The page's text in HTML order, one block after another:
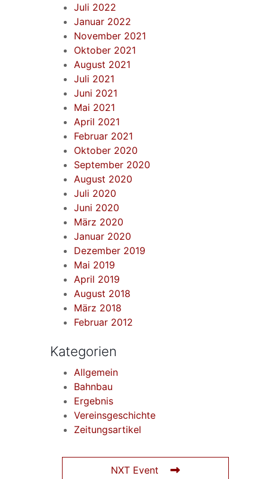
Juli 2022
Januar 2022
November 2021
Oktober 2021
August 2021
Juli 2021
Juni 2021
Mai 2021
April 2021
Februar 2021
Oktober 2020
September 2020
August 2020
Juli 2020
Juni 2020
März 2020
Januar 2020
Dezember 2019
Mai 2019
April 2019
August 2018
März 2018
Februar 2012
Kategorien
Allgemein
Bahnbau
Ergebnis
Vereinsgeschichte
Zeitungsartikel
NXT Event